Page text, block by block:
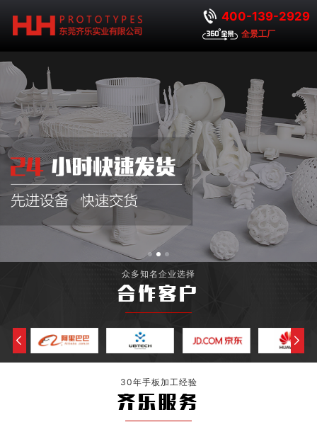
400-139-2929
全景工厂
众多知名企业选择
合作客户
30年手板加工经验
齐乐服务